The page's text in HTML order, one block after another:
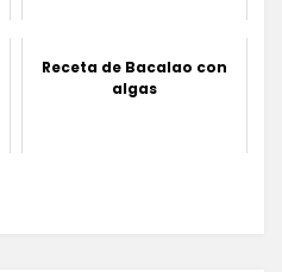
Receta de Bacalao con
algas